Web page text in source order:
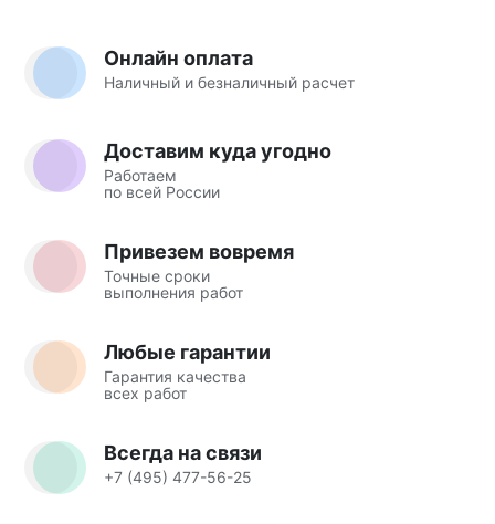
Онлайн оплата
Наличный и безналичный расчет
Доставим куда угодно
Работаем
по всей России
Привезем вовремя
Точные сроки
выполнения работ
Любые гарантии
Гарантия качества
всех работ
Всегда на связи
+7 (495) 477-56-25